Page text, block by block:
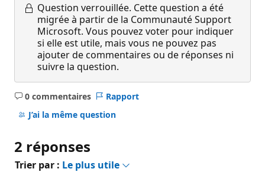
Question verrouillée. Cette question a été
migrée à partir de la Communauté Support
Microsoft. Vous pouvez voter pour indiquer
si elle est utile, mais vous ne pouvez pas
ajouter de commentaires ou de réponses ni
suivre la question.
0 commentaires
Aucun
commentaire
Rapport
J’ai la même question
2 réponses
Trier par : Le plus utile